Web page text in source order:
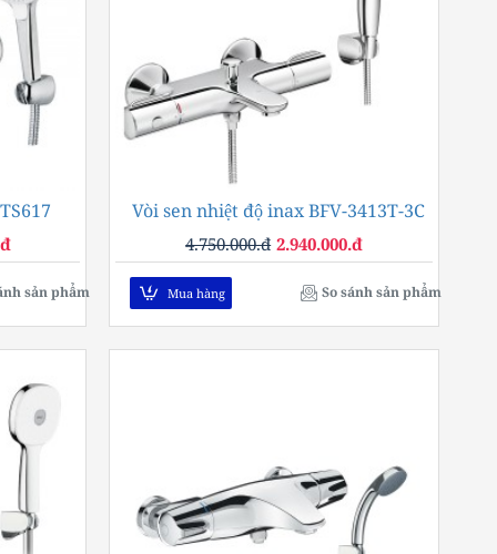
-28%
sản phẩm
-38%
Vòi sen nhiệt độ inax BFV-3413T-3C
2.940.000.đ
4.750.000.đ
Mua hàng So sánh sản phẩm